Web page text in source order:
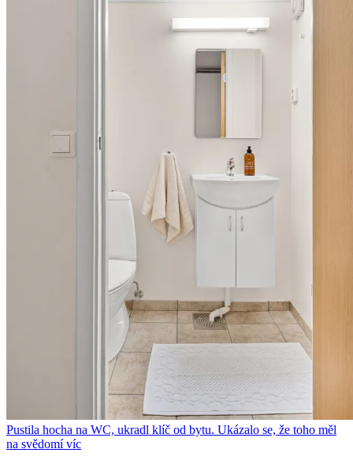
Pustila hocha na WC, ukradl klíč od bytu. Ukázalo se, že toho měl
na svědomí víc